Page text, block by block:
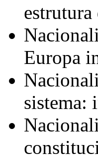
Europa
sistema: